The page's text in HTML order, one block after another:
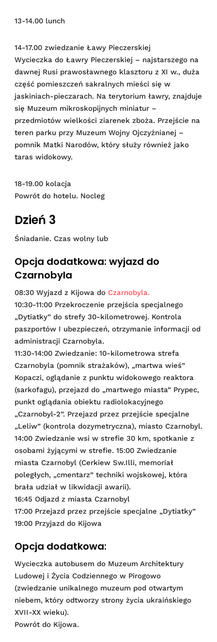
13-14.00 lunch
14-17.00 zwiedzanie Ławy Pieczerskiej
Wycieczka do Ławry Pieczerskiej – najstarszego na
dawnej Rusi prawosławnego klasztoru z XI w., duża
część pomieszczeń sakralnych mieści się w
jaskiniach-pieczarach. Na terytorium ławry, znajduje
się Muzeum mikroskopijnych miniatur –
przedmiotów wielkości ziarenek zboża. Przejście na
teren parku przy Muzeum Wojny Ojczyźnianej –
pomnik Matki Narodów, który służy również jako
taras widokowy.
18-19.00 kolacja
Powrót do hotelu. Nocleg
Dzień 3
Śniadanie. Czas wolny lub
Opcja dodatkowa: wyjazd do
Czarnobyla
08:30 Wyjazd z Kijowa do Czarnobyla.
10:30-11:00 Przekroczenie przejścia specjalnego
„Dytiatky” do strefy 30-kilometrowej. Kontrola
paszportów I ubezpieczeń, otrzymanie informacji od
administracji Czarnobyla.
11:30-14:00 Zwiedzanie: 10-kilometrowa strefa
Czarnobyla (pomnik strażaków), „martwa wieś”
Kopaczi, oglądanie z punktu widokowego reaktora
(sarkofagu), przejazd do „martwego miasta” Prypec,
punkt oglądania obiektu radiolokacyjnego
„Czarnobyl-2”. Przejazd przez przejście specjalne
„Leliw” (kontrola dozymetryczna), miasto Czarnobyl.
14:00 Zwiedzanie wsi w strefie 30 km, spotkanie z
osobami żyjącymi w strefie. 15:00 Zwiedzanie
miasta Czarnobyl (Cerkiew Sw.Illi, memoriał
poległych, „cmentarz” techniki wojskowej, która
brała udział w likwidacji awarii).
16:45 Odjazd z miasta Czarnobyl
17:00 Przejazd przez przejście specjalne „Dytiatky”
19:00 Przyjazd do Kijowa
Opcja dodatkowa:
Wycieczka autobusem do Muzeum Architektury
Ludowej i Życia Codziennego w Pirogowo
(zwiedzanie unikalnego muzeum pod otwartym
niebem, który odtworzy strony życia ukraińskiego
XVII-XX wieku).
Powrót do Kijowa.